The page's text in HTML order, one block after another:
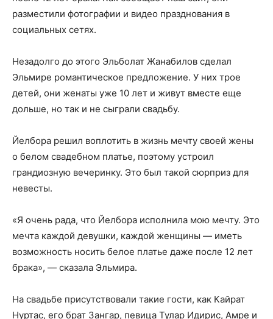
разместили фотографии и видео празднования в
социальных сетях.
Незадолго до этого Эльболат Жанабилов сделал
Эльмире романтическое предложение. У них трое
детей, они женаты уже 10 лет и живут вместе еще
дольше, но так и не сыграли свадьбу.
Йелбора решил воплотить в жизнь мечту своей жены
о белом свадебном платье, поэтому устроил
грандиозную вечеринку. Это был такой сюрприз для
невесты.
«Я очень рада, что Йелбора исполнила мою мечту. Это
мечта каждой девушки, каждой женщины — иметь
возможность носить белое платье даже после 12 лет
брака», — сказала Эльмира.
На свадьбе присутствовали такие гости, как Кайрат
Нуртас, его брат Зангар, певица Тулар Идирис, Амре и